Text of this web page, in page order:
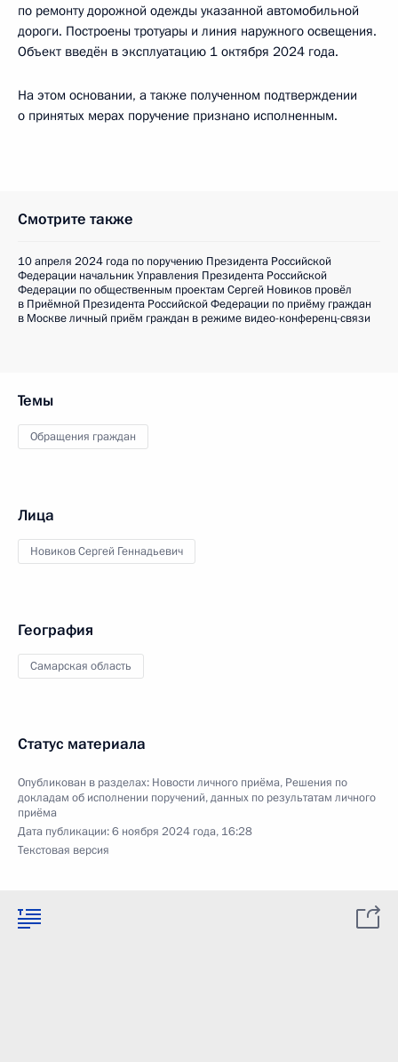
по ремонту дорожной одежды указанной автомобильной
дороги. Построены тротуары и линия наружного освещения.
Объект введён в эксплуатацию 1 октября 2024 года.
На этом основании, а также полученном подтверждении
о принятых мерах поручение признано исполненным.
Смотрите также
10 апреля 2024 года по поручению Президента Российской
Федерации начальник Управления Президента Российской
Федерации по общественным проектам Сергей Новиков провёл
в Приёмной Президента Российской Федерации по приёму граждан
в Москве личный приём граждан в режиме видео-конференц-связи
Темы
Обращения граждан
Лица
Новиков Сергей Геннадьевич
География
Самарская область
Статус материала
Опубликован в разделах: Новости личного приёма, Решения по
докладам об исполнении поручений, данных по результатам личного
приёма
Дата публикации:6 ноября 2024 года, 16:28
Текстовая версия